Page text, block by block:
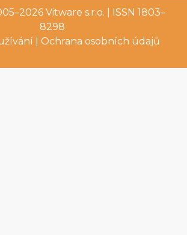
Vitware s.r.o. | ISSN 1803–
8298
Ochrana osobních údajů